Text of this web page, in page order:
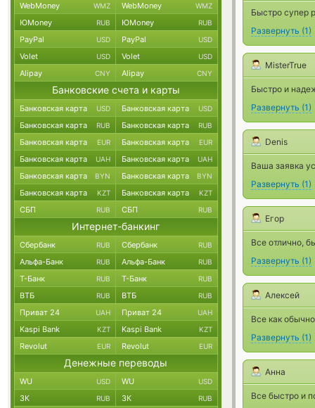
Быстро супер
Развернуть (1)
MisterTrue
Быстро и
Развернуть (1)
Denis
Ваша заявка
Развернуть (1)
Егор
Все отлично,
Развернуть (1)
Алексей
Все как
Развернуть (1)
Анна
Все быстро и
WebMoney WMZ WebMoney WMZ
ЮMoney RUB ЮMoney RUB
PayPal USD PayPal USD
Volet USD Volet USD
Alipay CNY Alipay CNY
Банковские счета и карты
Банковская карта USD Банковская карта USD
Банковская карта RUB Банковская карта RUB
Банковская карта EUR Банковская карта EUR
Банковская карта UAH Банковская карта UAH
Банковская карта BYN Банковская карта BYN
Банковская карта KZT Банковская карта KZT
СБП RUB СБП RUB
Интернет-банкинг
Сбербанк RUB Сбербанк RUB
Альфа-Банк RUB Альфа-Банк RUB
Т-Банк RUB Т-Банк RUB
ВТБ RUB ВТБ RUB
Приват 24 UAH Приват 24 UAH
Kaspi Bank KZT Kaspi Bank KZT
Revolut EUR Revolut EUR
Денежные переводы
WU USD WU USD
ЗК RUB ЗК RUB